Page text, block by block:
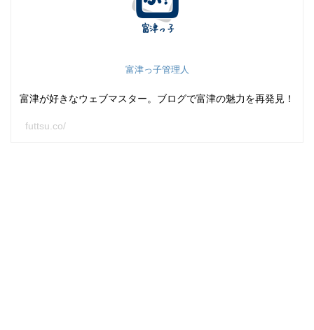
富津っ子管理人
富津が好きなウェブマスター。ブログで富津の魅力を再発見！
futtsu.co/